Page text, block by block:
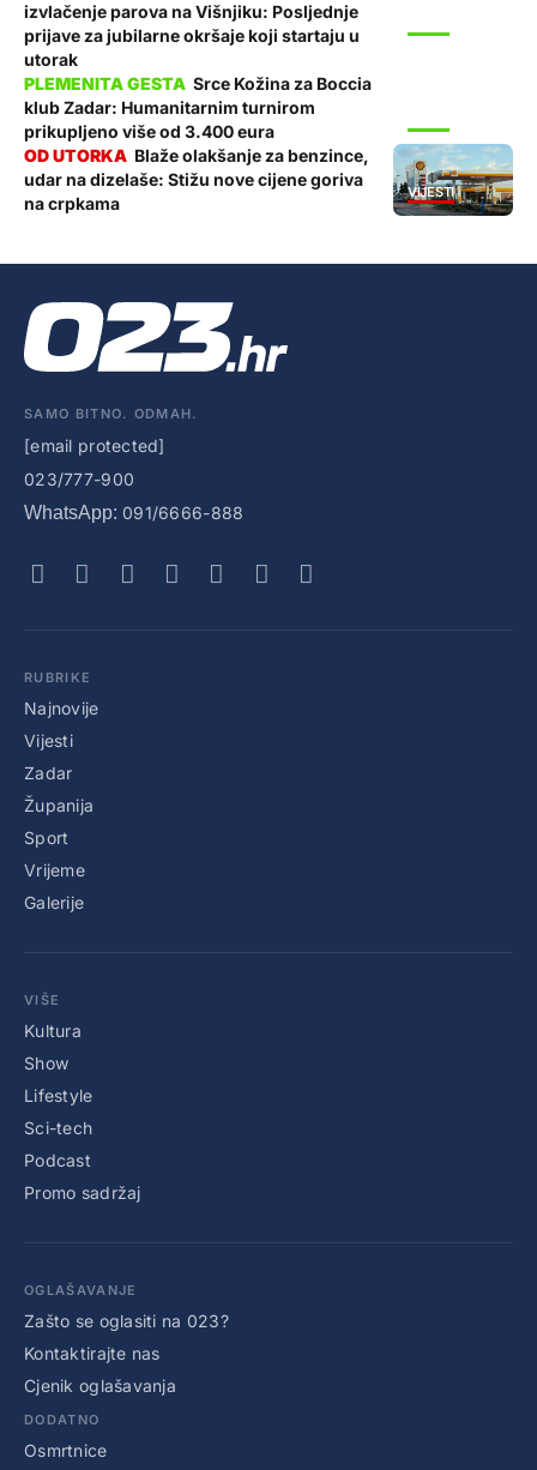
izvlačenje parova na Višnjiku: Posljednje
prijave za jubilarne okršaje koji startaju u
utorak
Srce Kožina za Boccia
klub Zadar: Humanitarnim turnirom
prikupljeno više od 3.400 eura
VIJESTI
Blaže olakšanje za benzince,
udar na dizelaše: Stižu nove cijene goriva
na crpkama
SAMO BITNO. ODMAH.
[email protected]
023/777-900
WhatsApp: 091/6666-888
RUBRIKE
Najnovije
Vijesti
Zadar
Županija
Sport
Vrijeme
Galerije
VIŠE
Kultura
Show
Lifestyle
Sci-tech
Podcast
Promo sadržaj
OGLAŠAVANJE
Zašto se oglasiti na 023?
Kontaktirajte nas
Cjenik oglašavanja
DODATNO
Osmrtnice